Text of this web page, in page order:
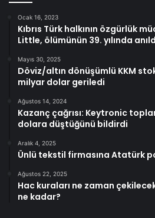
Ocak 16, 2023
Kıbrıs Türk halkının özgürlük
Little, ölümünün 39. yılında
Mayıs 30, 2025
Döviz/altın dönüşümlü KKM
milyar dolar geriledi
Ağustos 14, 2024
Kazanç çağrısı: Keytronic
dolara düştüğünü bildirdi
Aralık 4, 2025
Ünlü tekstil firmasına Atatürk
Ağustos 22, 2025
Hac kuraları ne zaman
ne kadar?